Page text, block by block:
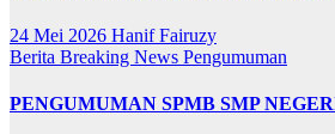
24 Mei 2026 Hanif Fairuzy
Berita Breaking News Pengumuman
PENGUMUMAN SPMB SMP